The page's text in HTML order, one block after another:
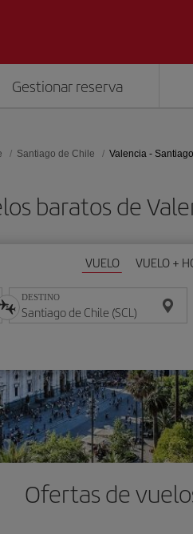
Gestionar reserva
Santiago de Chile Valencia -
baratos de
VUELO VUELO +
DESTINO
Ofertas de